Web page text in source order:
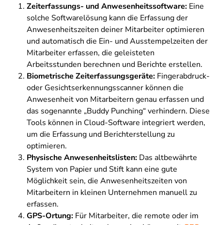
Zeiterfassungs- und Anwesenheitssoftware: Eine
solche Softwarelösung kann die Erfassung der
Anwesenheitszeiten deiner Mitarbeiter optimieren
und automatisch die Ein- und Ausstempelzeiten der
Mitarbeiter erfassen, die geleisteten
Arbeitsstunden berechnen und Berichte erstellen.
Biometrische Zeiterfassungsgeräte: Fingerabdruck-
oder Gesichtserkennungsscanner können die
Anwesenheit von Mitarbeitern genau erfassen und
das sogenannte „Buddy Punching“ verhindern. Diese
Tools können in Cloud-Software integriert werden,
um die Erfassung und Berichterstellung zu
optimieren.
Physische Anwesenheitslisten: Das altbewährte
System von Papier und Stift kann eine gute
Möglichkeit sein, die Anwesenheitszeiten von
Mitarbeitern in kleinen Unternehmen manuell zu
erfassen.
GPS-Ortung: Für Mitarbeiter, die remote oder im